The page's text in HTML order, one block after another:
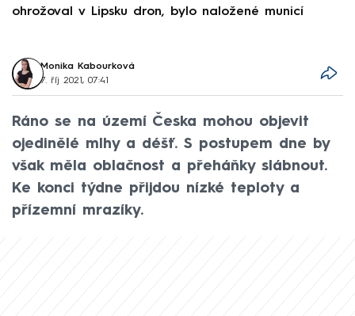
ohrožoval v Lipsku dron, bylo naložené municí
Monika Kabourková
7. říj 2021, 07:41
Ráno se na území Česka mohou objevit
ojedinělé mlhy a déšť. S postupem dne by
však měla oblačnost a přeháňky slábnout.
Ke konci týdne přijdou nízké teploty a
přízemní mrazíky.